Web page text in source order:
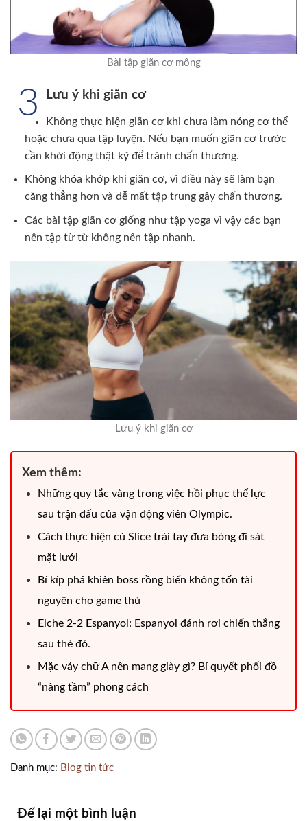
Bài tập giãn cơ mông
3 Lưu ý khi giãn cơ
Không thực hiện giãn cơ khi chưa làm nóng cơ thể
hoặc chưa qua tập luyện. Nếu bạn muốn giãn cơ trước
cần khởi động thật kỹ để tránh chấn thương.
Không khóa khớp khi giãn cơ, vì điều này sẽ làm bạn
căng thẳng hơn và dễ mất tập trung gây chấn thương.
Các bài tập giãn cơ giống như tập yoga vì vậy các bạn
nên tập từ từ không nên tập nhanh.
Lưu ý khi giãn cơ
Xem thêm:
Những quy tắc vàng trong việc hồi phục thể lực
sau trận đấu của vận động viên Olympic.
Cách thực hiện cú Slice trái tay đưa bóng đi sát
mặt lưới
Bí kíp phá khiên boss rồng biển không tốn tài
nguyên cho game thủ
Elche 2-2 Espanyol: Espanyol đánh rơi chiến thắng
sau thẻ đỏ.
Mặc váy chữ A nên mang giày gì? Bí quyết phối đồ
“nâng tầm” phong cách
Danh mục: Blog tin tức
Để lại một bình luận